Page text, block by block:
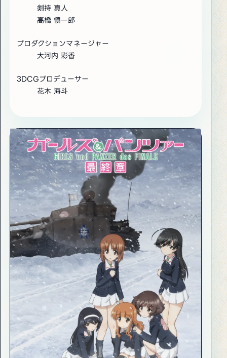
剣持 真人
髙橋 慎一郎
プロダクションマネージャー
大河内 彩香
3DCGプロデューサー
花木 海斗